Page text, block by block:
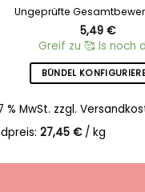
Bewertet
Ungeprüfte
5,49 €
Greif zu 🥰 Is noch
BÜNDEL
% MwSt. zzgl.
27,45 €/ kg